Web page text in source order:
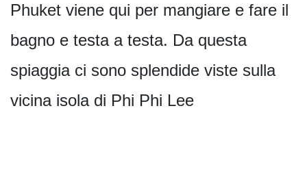
Phuket viene qui per mangiare e fare il
bagno e testa a testa. Da questa
spiaggia ci sono splendide viste sulla
vicina isola di Phi Phi Lee